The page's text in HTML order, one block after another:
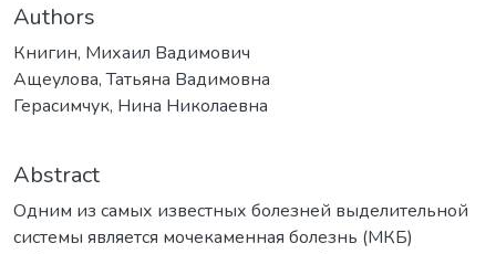
Authors
Книгин, Михаил Вадимович
Ащеулова, Татьяна Вадимовна
Герасимчук, Нина Николаевна
Abstract
Одним из самых известных болезней выделительной
системы является мочекаменная болезнь (МКБ)